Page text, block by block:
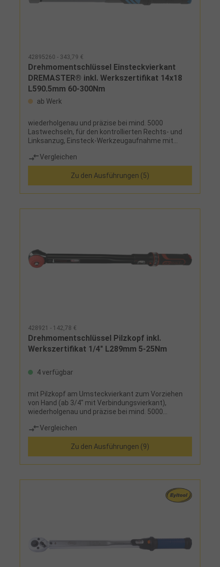
42895260 - 343,79 €
Drehmomentschlüssel Einsteckvierkant
DREMASTER® inkl. Werkszertifikat 14x18
L590,5mm 60-300Nm
ab Werk
wiederholgenau und präzise bei mind. 5000
Lastwechseln, für den kontrollierten Rechts- und
Linksanzug, Einsteck-Werkzeugaufnahme mit
Einsteckwerkzeuge, Doppelskala für präzise
Einstellung und teilbarer Nm-Mikrometerskala für
feine Einstellung, deutlich hör- und fühlbare
Drehmomentauslösung durch Kurzwegauslösung,
Einstellen des Drehmomentes schnell und sicher
Verriegelungsmöglichkeit am Handgriff,
Vergleichen
Zu den Ausführungen (5)
428921 - 142,78 €
Drehmomentschlüssel Pilzkopf inkl.
Werkszertifikat 1/4" L289mm 5-25Nm
4 verfügbar
mit Pilzkopf am Umsteckvierkant zum Vorziehen
von Hand (ab 3/4" mit Verbindungsvierkant),
wiederholgenau und präzise bei mind. 5000
Linksanzug, ändern der Betätigungsrichtung erfolgt
durch Umstecken des Antriebsvierkantes,
Doppelskala für präzise Einstellung und teilbarer
Nm-Mikrometerskala für feine Einstellung, deutlich
hör- und fühlbare Drehmomentauslösung durch
schnell und sicher durch Drehen des Handgriffes,
sichere Verriegelungsmöglichkeit am Handgriff,
Vergleichen
Zu den Ausführungen (9)